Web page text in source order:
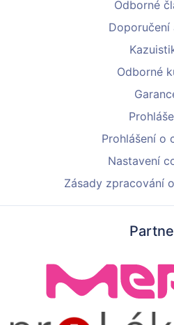
Odborné
Doporučení
Odborné
Prohlášení o
Nastavení
Zásady zpracování